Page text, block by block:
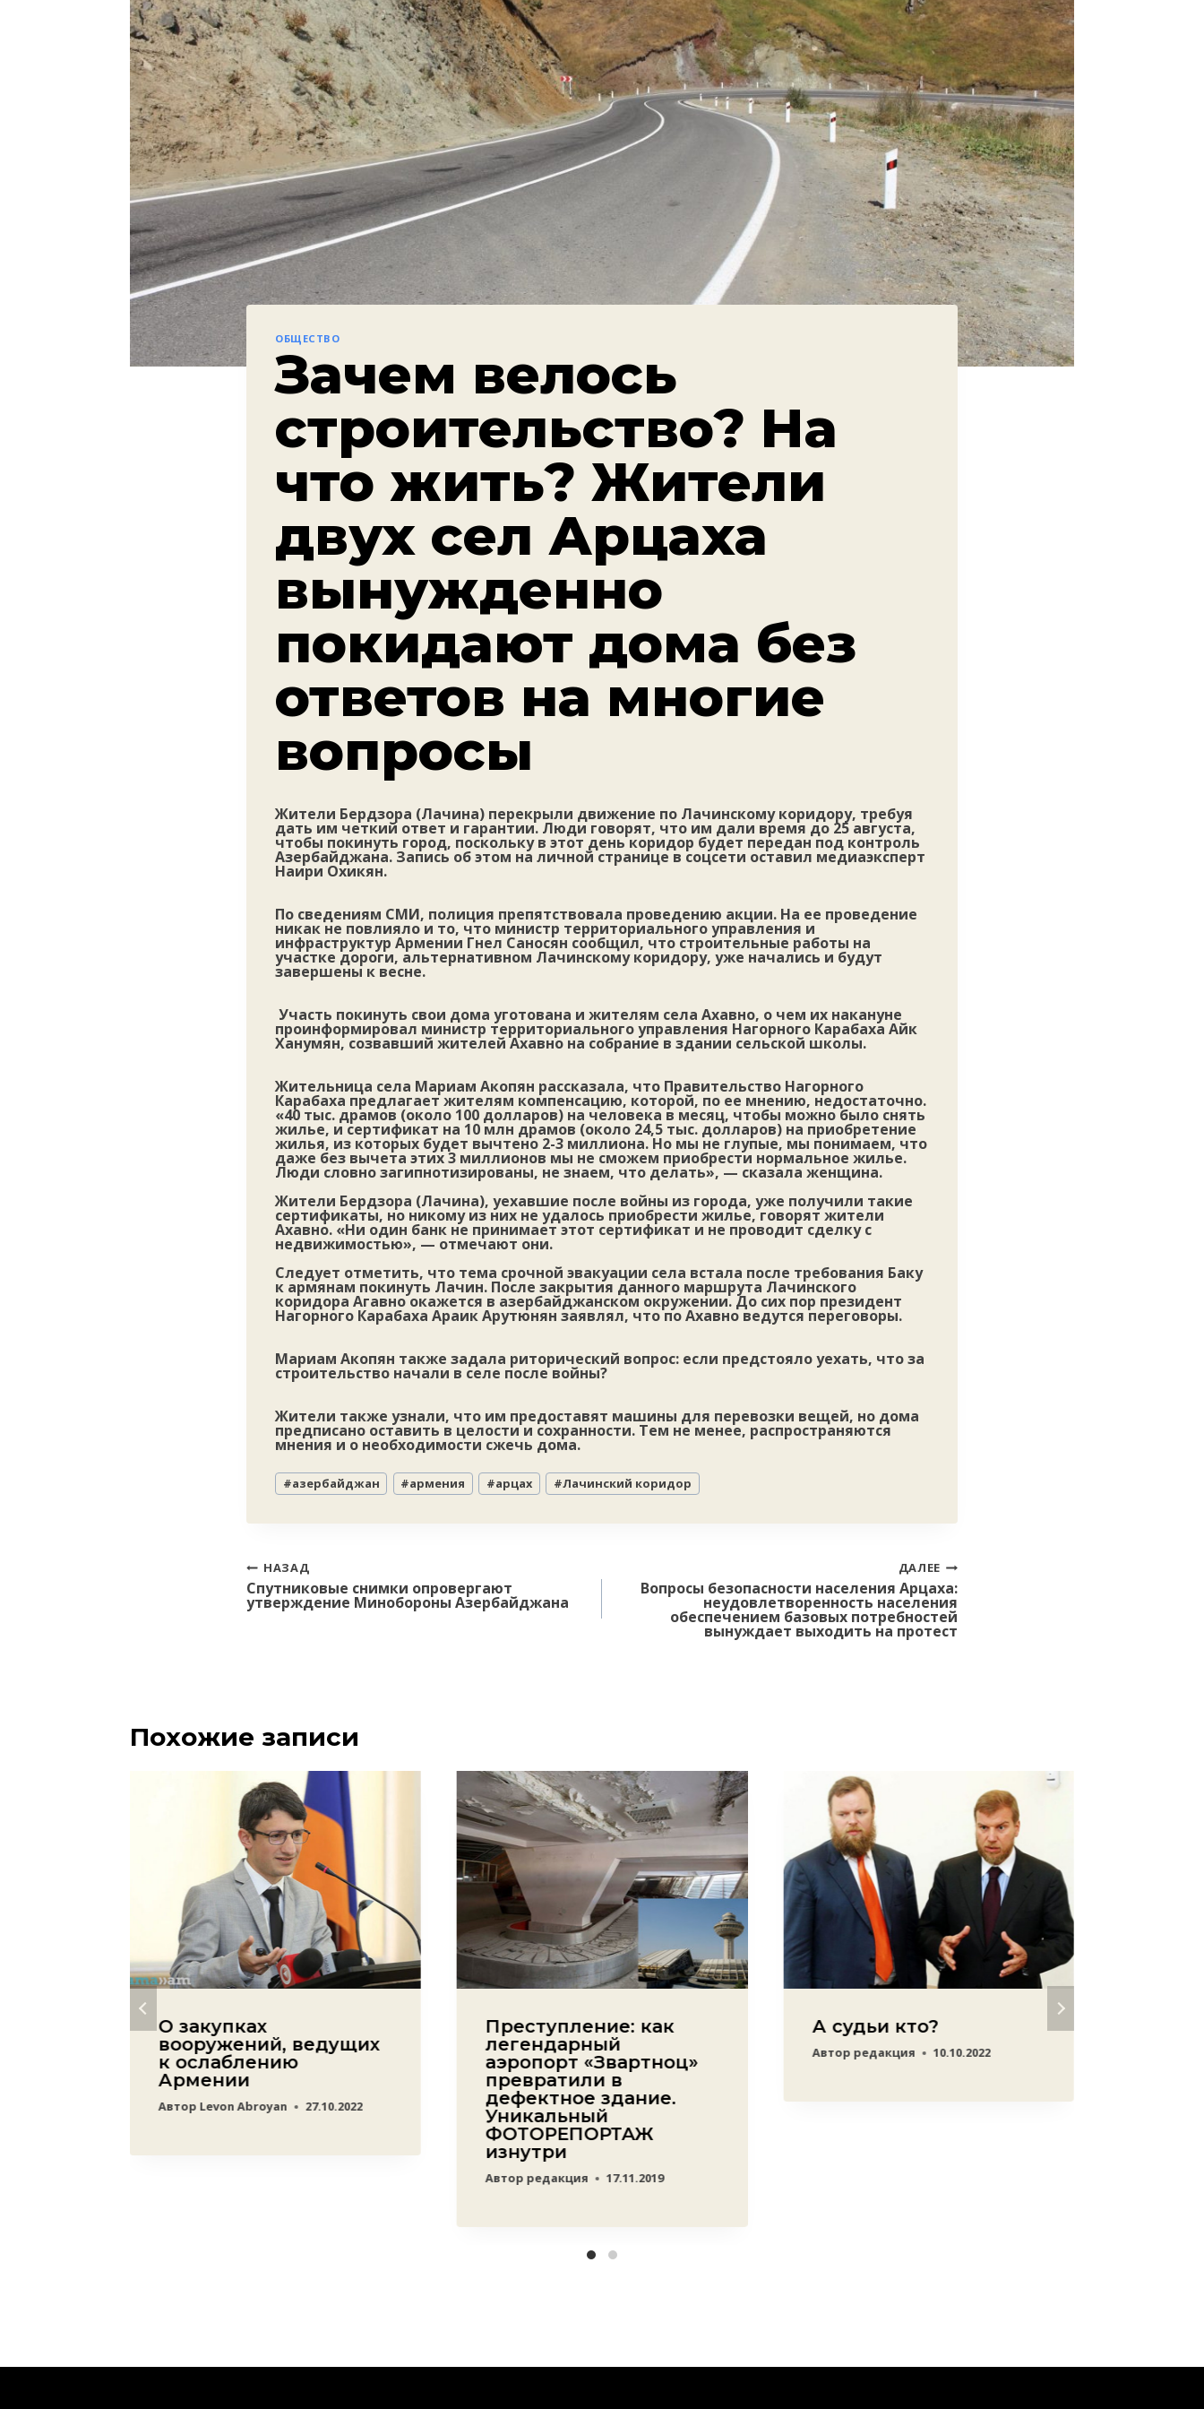
ОБЩЕСТВО
Зачем велось
строительство? На
что жить? Жители
двух сел Арцаха
вынужденно
покидают дома без
ответов на многие
вопросы
Жители Бердзора (Лачина) перекрыли движение по Лачинскому коридору, требуя
дать им четкий ответ и гарантии. Люди говорят, что им дали время до 25 августа,
чтобы покинуть город, поскольку в этот день коридор будет передан под контроль
Азербайджана. Запись об этом на личной странице в соцсети оставил медиаэксперт
Наири Охикян.
По сведениям СМИ, полиция препятствовала проведению акции. На ее проведение
никак не повлияло и то, что министр территориального управления и
инфраструктур Армении Гнел Саносян сообщил, что строительные работы на
участке дороги, альтернативном Лачинскому коридору, уже начались и будут
завершены к весне.
Участь покинуть свои дома уготована и жителям села Ахавно, о чем их накануне
проинформировал министр территориального управления Нагорного Карабаха Айк
Ханумян, созвавший жителей Ахавно на собрание в здании сельской школы.
Жительница села Мариам Акопян рассказала, что Правительство Нагорного
Карабаха предлагает жителям компенсацию, которой, по ее мнению, недостаточно.
«40 тыс. драмов (около 100 долларов) на человека в месяц, чтобы можно было снять
жилье, и сертификат на 10 млн драмов (около 24,5 тыс. долларов) на приобретение
жилья, из которых будет вычтено 2-3 миллиона. Но мы не глупые, мы понимаем, что
даже без вычета этих 3 миллионов мы не сможем приобрести нормальное жилье.
Люди словно загипнотизированы, не знаем, что делать», — сказала женщина.
Жители Бердзора (Лачина), уехавшие после войны из города, уже получили такие
сертификаты, но никому из них не удалось приобрести жилье, говорят жители
Ахавно. «Ни один банк не принимает этот сертификат и не проводит сделку с
недвижимостью», — отмечают они.
Следует отметить, что тема срочной эвакуации села встала после требования Баку
к армянам покинуть Лачин. После закрытия данного маршрута Лачинского
коридора Агавно окажется в азербайджанском окружении. До сих пор президент
Нагорного Карабаха Араик Арутюнян заявлял, что по Ахавно ведутся переговоры.
Мариам Акопян также задала риторический вопрос: если предстояло уехать, что за
строительство начали в селе после войны?
Жители также узнали, что им предоставят машины для перевозки вещей, но дома
предписано оставить в целости и сохранности. Тем не менее, распространяются
мнения и о необходимости сжечь дома.
Метки
записи:
#азербайджан #армения #арцах #Лачинский коридор
Навигация
по
записям
НАЗАД
Спутниковые снимки опровергают
утверждение Минобороны Азербайджана
ДАЛЕЕ
Вопросы безопасности населения Арцаха:
неудовлетворенность населения
обеспечением базовых потребностей
вынуждает выходить на протест
Похожие записи
О закупках
вооружений, ведущих
к ослаблению
Армении
Автор Levon Abroyan 27.10.2022
Преступление: как
легендарный
аэропорт «Звартноц»
превратили в
дефектное здание.
Уникальный
ФОТОРЕПОРТАЖ
изнутри
Автор редакция 17.11.2019
А судьи кто?
Автор редакция 10.10.2022